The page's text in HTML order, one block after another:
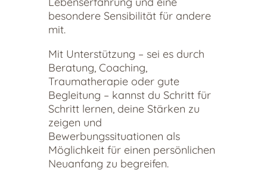
besondere Sensibilität für andere
mit.
Mit Unterstützung – sei es durch
Beratung, Coaching,
Traumatherapie oder gute
Begleitung – kannst du Schritt für
Schritt lernen, deine Stärken zu
zeigen und
Bewerbungssituationen als
Möglichkeit für einen persönlichen
Neuanfang zu begreifen.